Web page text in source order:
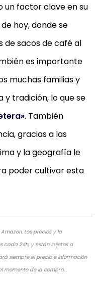
un factor clave en su
hoy, donde se
de sacos de café al
es importante
muchas familias y
y tradición, lo que se
. También
gracias a las
y la geografía le
poder cultivar esta
Los precios y la
cada 24h, y están sujetos a
siempre el precio e información
momento de la compra.